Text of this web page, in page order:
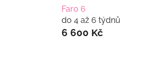
Faro 6
do 4 až 6 týdnů
6 600 Kč